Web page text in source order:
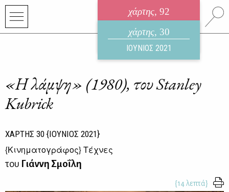
χάρτης, 92
ηλεκτρονικό περιοδικό
ΑΥΓΟΥΣΤΟΣ 2026
χάρτης, 30
ΙΟΥΝΙΟΣ 2021
«Η λάμψη» (1980), του Stanley
Kubrick
ΧΑΡΤΗΣ 30 {ΙΟΥΝΙΟΣ 2021}
{Κινηματογράφος} Τέχνες
του Γιάννη Σμοΐλη
{14 λεπτά}